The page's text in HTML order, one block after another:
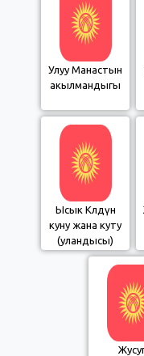
Улуу Манастын
акылмандыгы
Ысык Көлдүн
куну жана куту
(уландысы)